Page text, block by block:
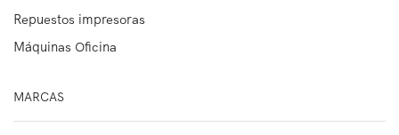
Repuestos impresoras
Máquinas Oficina
MARCAS